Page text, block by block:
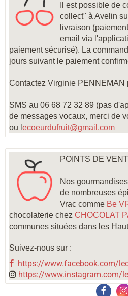
Il est possible de
collect" à Avelin
livraison
email via
paiement sécurisé). La
jours suivant le paiement
Contactez Virginie PENNEMAN
SMS au 06 68 72 32 89 (pas
de messages vocaux, merci de
ou l ecoeurdufruit@gmail.com
POINTS DE
Nos
de nombreuses
Vrac comme Be
chocolaterie chez CHOCOLAT
communes situées dans les
Suivez-nous sur :
https://www.facebook.com/
https://www.instagram.com/